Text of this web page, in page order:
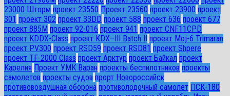
23000 Шторм проект 23550 Проект 23560 проект 23900 проект
301 проект 302 проект 33DD проект 588 проект 636 проект 677
проект 885М проект 92-016 проект 941 проект CNF11CPD
проект KDDX-Class проект KDX–III Batch II
проект Moj-6 Trimaran
проект PV300 проект RSD59 проект RSD81 проект Shpere
проект TF-2000 Class проект Арктур проект Байкал проект
Карелия Проект УМК Варан проекты беспилотников проекты
самолетов проекты судов прорт Новороссийск
противовоздушная оборона противолодочный самолет ПСК-180